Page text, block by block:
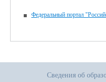
Федеральный портал
Сведения об